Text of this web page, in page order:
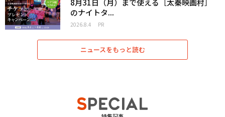
8月31日（月）まで使える［太秦映画村］
のナイトタ...
2026.8.4 PR
ニュースをもっと読む